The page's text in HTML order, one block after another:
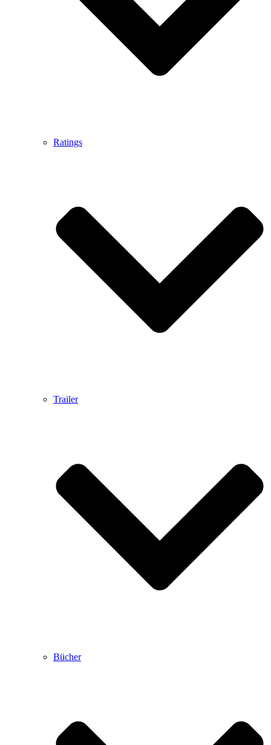
Ratings
Trailer
Bücher